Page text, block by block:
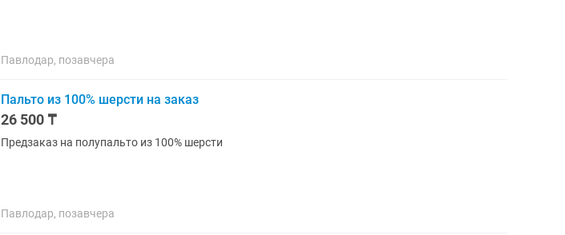
Павлодар, позавчера
Пальто из 100% шерсти на заказ
26 500 ₸
Предзаказ на полупальто из 100% шерсти
Павлодар, позавчера